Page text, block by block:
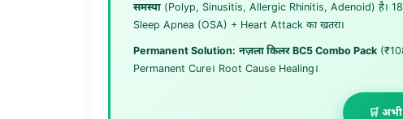
समस्या (Polyp, Sinusitis, Allergic Rhinitis, Adenoid) है।
Sleep Apnea (OSA) + Heart Attack का खतरा।
Permanent Solution: नज़ला किलर BC5 Combo Pack
Permanent Cure। Root Cause Healing।
🛒